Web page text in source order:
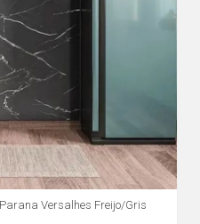
Versalhes Freijo/Gris